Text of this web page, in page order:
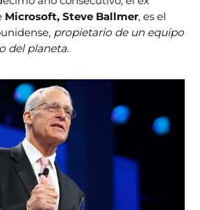
Microsoft, Steve Ballmer, es el
propietario de un equipo
del planeta.